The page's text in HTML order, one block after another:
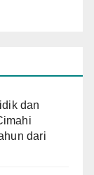
dan
dari